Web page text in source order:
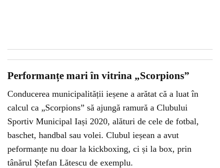
Performanțe mari în vitrina „Scorpions”
Conducerea municipalității ieșene a arătat că a luat în
calcul ca „Scorpions” să ajungă ramură a Clubului
Sportiv Municipal Iași 2020, alături de cele de fotbal,
baschet, handbal sau volei. Clubul ieșean a avut
peformanțe nu doar la kickboxing, ci și la box, prin
tânărul Ștefan Lătescu de exemplu.